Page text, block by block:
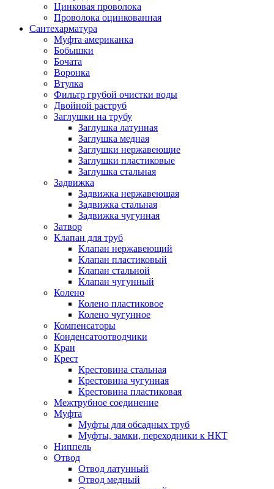
Цинковая проволока
Проволока оцинкованная
Сантехарматура
Муфта американка
Бобышки
Бочата
Воронка
Втулка
Фильтр грубой очистки воды
Двойной раструб
Заглушки на трубу
Заглушка латунная
Заглушка медная
Заглушки нержавеющие
Заглушки пластиковые
Заглушка стальная
Задвижка
Задвижка нержавеющая
Задвижка стальная
Задвижка чугунная
Затвор
Клапан для труб
Клапан нержавеющий
Клапан пластиковый
Клапан стальной
Клапан чугунный
Колено
Колено пластиковое
Колено чугунное
Компенсаторы
Конденсатоотводчики
Кран
Крест
Крестовина стальная
Крестовина чугунная
Крестовина пластиковая
Межтрубное соединение
Муфта
Муфты для обсадных труб
Муфты, замки, переходники к НКТ
Ниппель
Отвод
Отвод латунный
Отвод медный